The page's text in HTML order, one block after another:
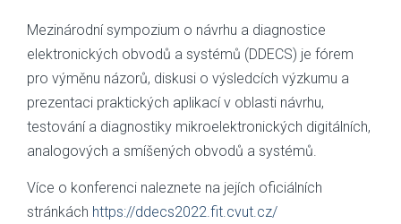
Mezinárodní sympozium o návrhu a diagnostice
elektronických obvodů a systémů (DDECS) je fórem
pro výměnu názorů, diskusi o výsledcích výzkumu a
prezentaci praktických aplikací v oblasti návrhu,
testování a diagnostiky mikroelektronických digitálních,
analogových a smíšených obvodů a systémů.
Více o konferenci naleznete na jejích oficiálních
stránkách https://ddecs2022.fit.cvut.cz/